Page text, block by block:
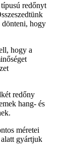
redőnyt
dönteni, hogy
hogy a
redőny
hang- és
méretei
gyártjuk